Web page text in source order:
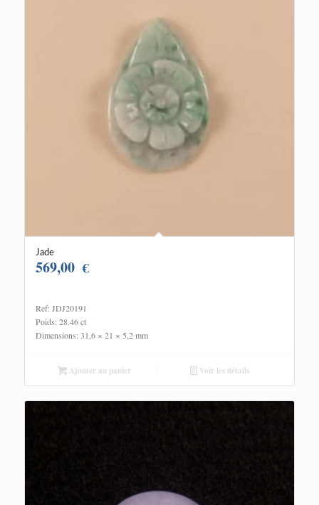
Jade
569,00 €
Ref: JDJ20191
Poids: 28.46 ct
Dimensions: 31,6 × 21 × 5,2 mm
Ajouter au panier Voir les détails